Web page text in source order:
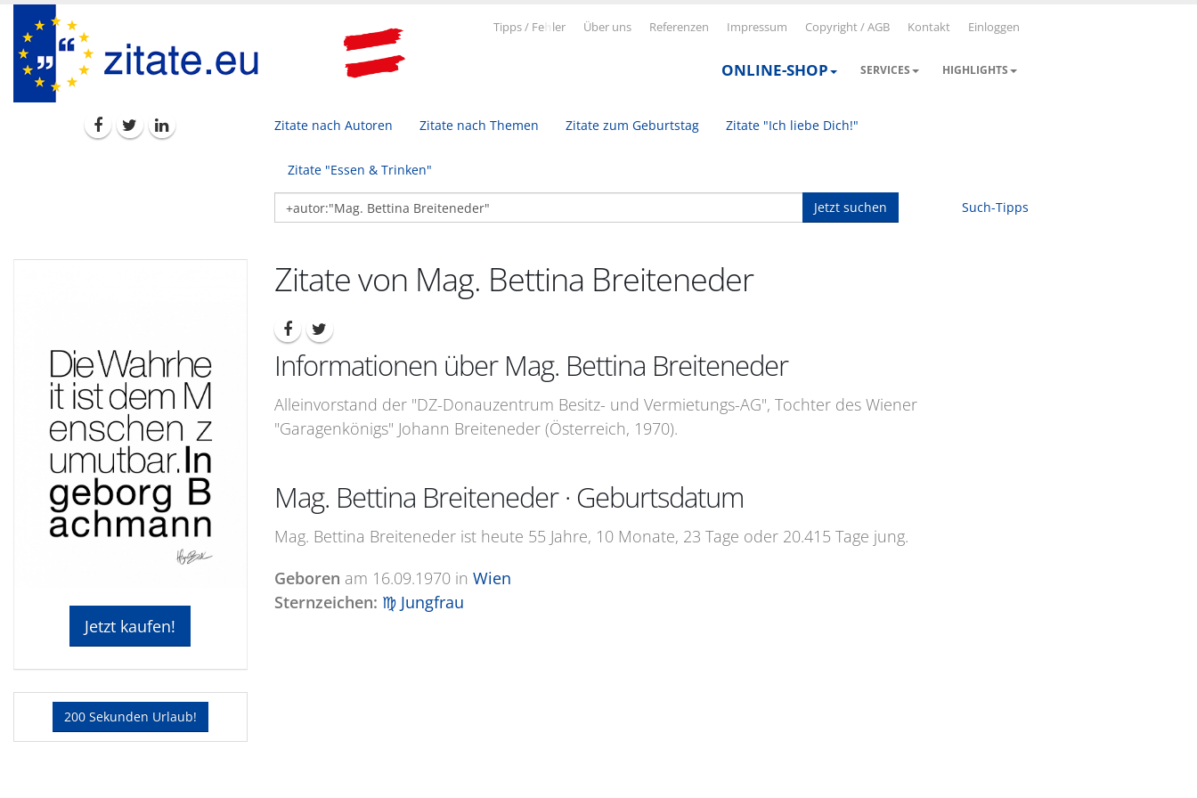
Tipps / Fe ler Über uns Referenzen Impressum Copyright / AGB Kontakt Einloggen
ONLINE-SHOP SERVICES HIGHLIGHTS
Zitate nach Autoren Zitate nach Themen Zitate zum Geburtstag Zitate "Ich liebe Dich!"
Zitate "Essen & Trinken"
Jetzt suchen Such-Tipps
Jetzt kaufen!
200 Sekunden Urlaub!
Zitate von Mag. Bettina Breiteneder
Informationen über Mag. Bettina Breiteneder
Alleinvorstand der "DZ-Donauzentrum Besitz- und Vermietungs-AG", Tochter des Wiener
"Garagenkönigs" Johann Breiteneder (Österreich, 1970).
Mag. Bettina Breiteneder · Geburtsdatum
Mag. Bettina Breiteneder ist heute 55 Jahre, 10 Monate, 23 Tage oder 20.415 Tage jung.
Geboren am 16.09.1970in Wien
Sternzeichen: ♍ Jungfrau